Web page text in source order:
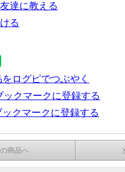
達に教える
る
ログピでつぶやく
ックマークに登録する
ックマークに登録する
商品へ